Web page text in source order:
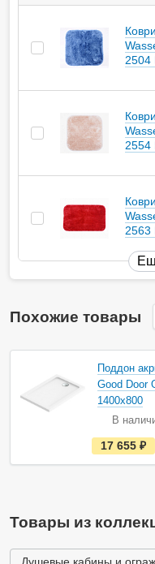
2504
2554
2563
Похожие товары
Поддон
Good Door
1400х800
В
е
с
т
л
17 655
Товары из